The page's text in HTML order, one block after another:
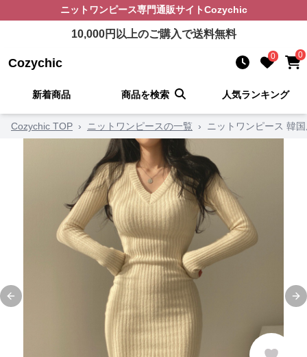
ニットワンピース専門通販サイトCozychic
10,000円以上のご購入で送料無料
Cozychic 0 0
新着商品 商品を検索 人気ランキング
Cozychic TOP › ニットワンピースの一覧 › ニットワンピース 韓
Previous slide